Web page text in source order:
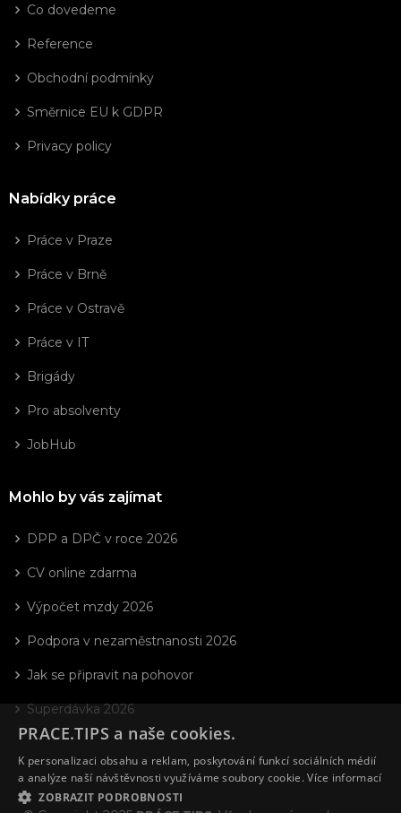
Co dovedeme
Reference
Obchodní podmínky
Směrnice EU k GDPR
Privacy policy
Nabídky práce
Práce v Praze
Práce v Brně
Práce v Ostravě
Práce v IT
Brigády
Pro absolventy
JobHub
Mohlo by vás zajímat
DPP a DPČ v roce 2026
CV online zdarma
Výpočet mzdy 2026
Podpora v nezaměstnanosti 2026
Jak se připravit na pohovor
Superdávka 2026
PRACE.TIPS a naše cookies.
K personalizaci obsahu a reklam, poskytování funkcí sociálních médií
a analýze naší návštěvnosti využíváme soubory cookie.Více informací
ZOBRAZIT PODROBNOSTI